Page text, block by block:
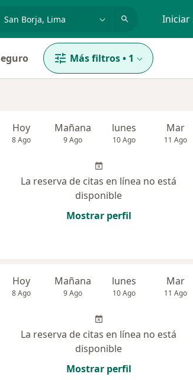
nombre Iniciar
Más filtros• 1
Hoy
8 Ago
Mañana
9 Ago
lunes
10 Ago
Mar
11 Ago
La reserva de citas en línea no está
disponible
Mostrar perfil
Hoy
8 Ago
Mañana
9 Ago
lunes
10 Ago
Mar
11 Ago
La reserva de citas en línea no está
disponible
Mostrar perfil